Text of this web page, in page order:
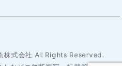
式会社 All Rights Reserved.